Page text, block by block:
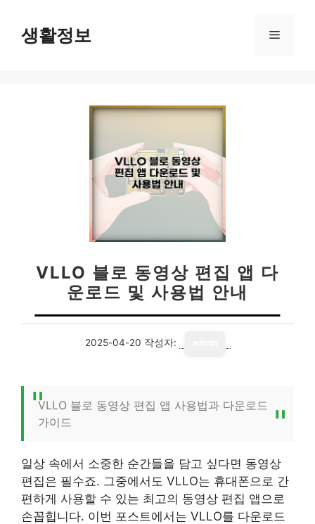
생활정보 메
VLLO 블로 동영상 편집 앱 다
운로드 및 사용법 안내
2025-04-20 작성자:
VLLO 블로 동영상 편집 앱 사용법과 다운로드
가이드
일상 속에서 소중한 순간들을 담고 싶다면 동영상
편집은 필수죠. 그중에서도 VLLO는 휴대폰으로 간
편하게 사용할 수 있는 최고의 동영상 편집 앱으로
손꼽힙니다. 이번 포스트에서는 VLLO를 다운로드